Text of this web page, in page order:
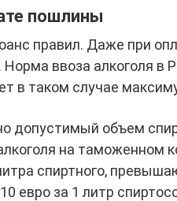
пошлины
правил. Даже при
Норма ввоза алкоголя в
в таком случае
допустимый объем
на таможенном
спиртного,
евро за 1 литр